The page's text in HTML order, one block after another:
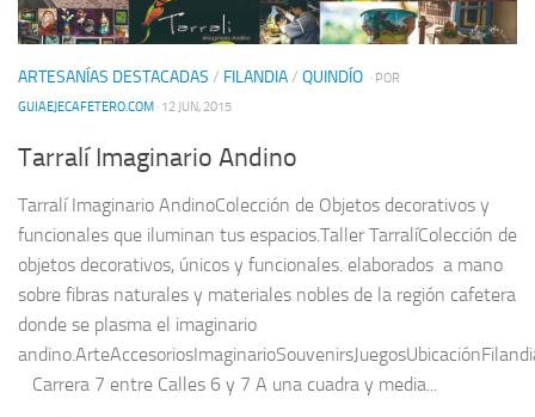
ARTESANÍAS DESTACADAS / FILANDIA/ QUINDÍO · POR
GUIAEJECAFETERO.COM · 12 JUN, 2015
Tarralí Imaginario Andino
Tarralí Imaginario AndinoColección de Objetos decorativos y
funcionales que iluminan tus espacios.Taller TarralíColección de
objetos decorativos, únicos y funcionales. elaborados a mano
sobre fibras naturales y materiales nobles de la región cafetera
donde se plasma el imaginario
Carrera 7 entre Calles 6 y 7 A una cuadra y media...